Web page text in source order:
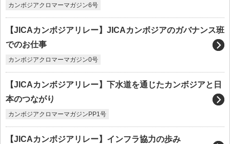
カンボジアクロマーマガジン6号
【JICAカンボジアリレー】JICAカンボジアのガバナンス班
でのお仕事
カンボジアクロマーマガジン0号
【JICAカンボジアリレー】下水道を通じたカンボジアと日
本のつながり
カンボジアクロマーマガジンPP1号
【JICAカンボジアリレー】インフラ協力の歩み